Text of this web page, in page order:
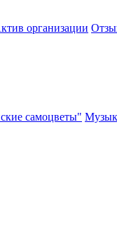
организации
самоцветы"